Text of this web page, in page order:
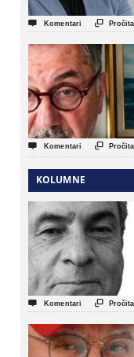
 Komentari 
 Komentari 
KOLUMNE
 Komentari 